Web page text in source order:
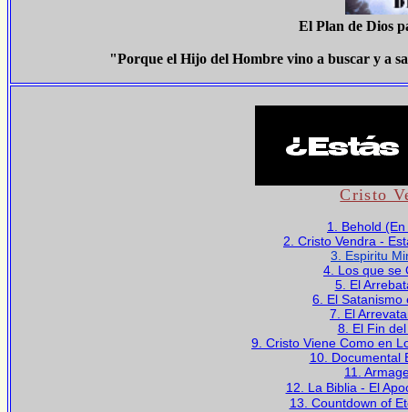
El Plan de Dios
"Porque el Hijo del Hombre vino a buscar y a
Cristo
1. Behold
2. Cristo Vendra -
3. Espiritu
4. Los que se
5. El
6. El Satanismo
7. El
8. El Fin
9. Cristo Viene Como en
10. Documental
11.
12. La Biblia - El
13. Countdown of